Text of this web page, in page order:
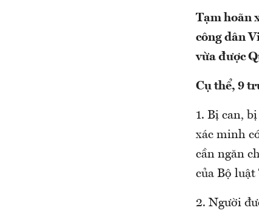
Tạm hoãn
công dân
vừa được
Cụ thể, 9
1. Bị can,
xác minh
cần ngăn
của Bộ
2. Người